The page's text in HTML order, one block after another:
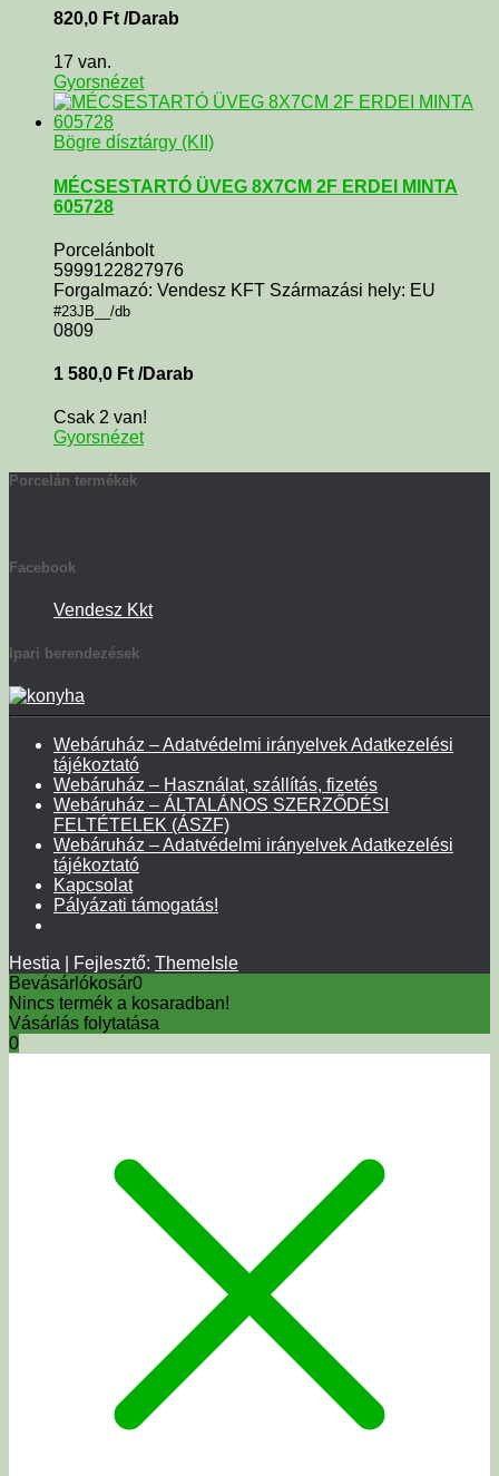
820,0 Ft /Darab
17 van.
Gyorsnézet
Bögre dísztárgy (KII)
MÉCSESTARTÓ ÜVEG 8X7CM 2F ERDEI MINTA
605728
Porcelánbolt
5999122827976
Forgalmazó: Vendesz KFT Származási hely: EU
#23JB__/db
0809
1 580,0 Ft /Darab
Csak 2 van!
Gyorsnézet
Porcelán termékek
Facebook
Vendesz Kkt
Ipari berendezések
Webáruház – Adatvédelmi irányelvek Adatkezelési
tájékoztató
Webáruház – Használat, szállítás, fizetés
Webáruház – ÁLTALÁNOS SZERZŐDÉSI
FELTÉTELEK (ÁSZF)
Webáruház – Adatvédelmi irányelvek Adatkezelési
tájékoztató
Kapcsolat
Pályázati támogatás!
Hestia | Fejlesztő: ThemeIsle
Bevásárlókosár0
Nincs termék a kosaradban!
Vásárlás folytatása
0